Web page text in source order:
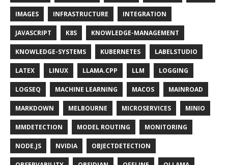
IMAGES INFRASTRUCTURE INTEGRATION
JAVASCRIPT K8S KNOWLEDGE-MANAGEMENT
KNOWLEDGE-SYSTEMS KUBERNETES LABELSTUDIO
LATEX LINUX LLAMA.CPP LLM LOGGING
LOGSEQ MACHINE LEARNING MACOS MAINROAD
MARKDOWN MELBOURNE MICROSERVICES MINIO
MMDETECTION MODEL ROUTING MONITORING
NODE.JS NVIDIA OBJECTDETECTION